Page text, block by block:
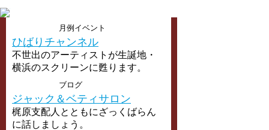
月例イベント
ひばりチャンネル
不世出のアーティストが生誕地・
横浜のスクリーンに甦ります。
ブログ
ジャック＆ベティサロン
梶原支配人とともにざっくばらん
に話しましょう。